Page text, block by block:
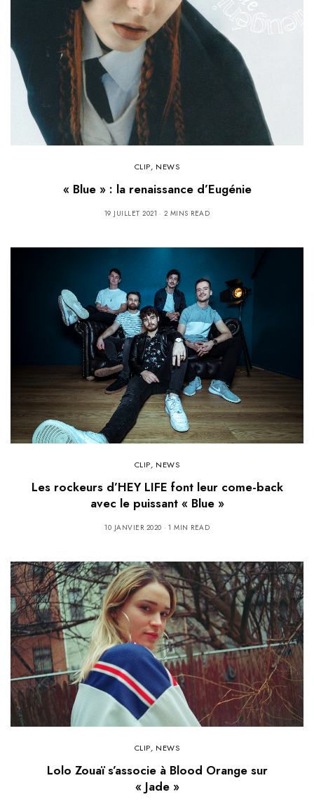
CLIP, NEWS
« Blue » : la renaissance d’Eugénie
19 JUILLET 2021 2 MINS READ
CLIP, NEWS
Les rockeurs d’HEY LIFE font leur come-back
avec le puissant « Blue »
10 JANVIER 2020 1 MIN READ
CLIP, NEWS
Lolo Zouaï s’associe à Blood Orange sur
« Jade »